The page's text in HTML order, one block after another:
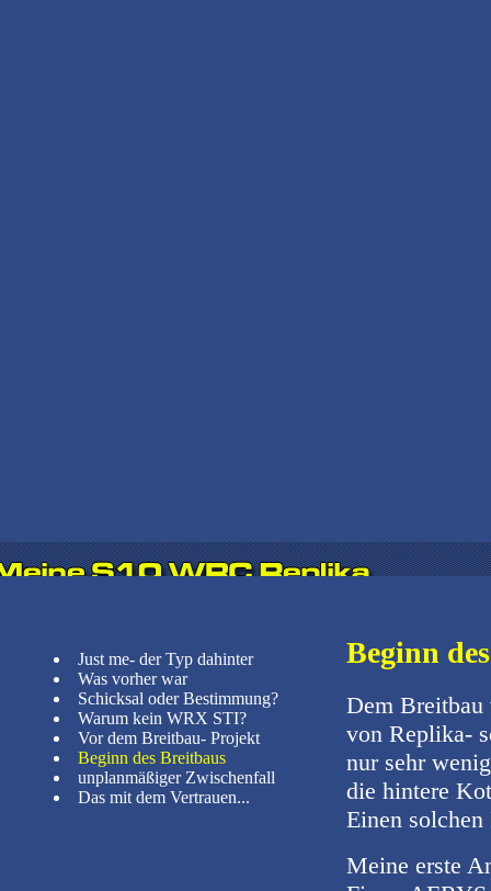
Just me- der Typ dahinter
Was vorher war
Schicksal oder Bestimmung?
Warum kein WRX STI?
Vor dem Breitbau- Projekt
Beginn des Breitbaus
unplanmäßiger Zwischenfall
Das mit dem Vertrauen...
Beginn
Dem Breitbau
von Replika-
nur sehr
die hintere
Einen
Meine erste